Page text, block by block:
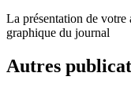
La présentation de
graphique du journal
Autres